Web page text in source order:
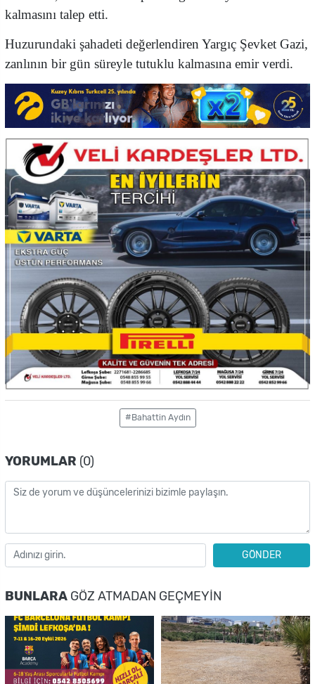
kalmasını talep etti.
Huzurundaki şahadeti değerlendiren Yargıç Şevket Gazi,
zanlının bir gün süreyle tutuklu kalmasına emir verdi.
#Bahattin Aydın
YORUMLAR (0)
GÖNDER
BUNLARA GÖZ ATMADAN GEÇMEYIN